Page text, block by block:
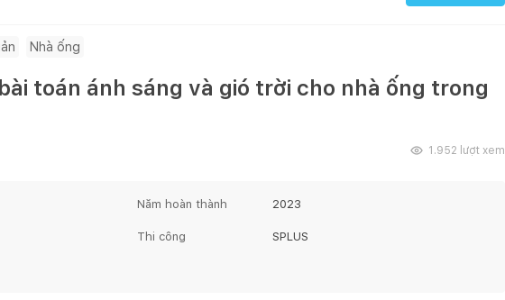
Nhà ống
toán ánh sáng và gió trời cho nhà ống trong
1.952 lượt xem
Năm hoàn thành 2023
Thi công SPLUS